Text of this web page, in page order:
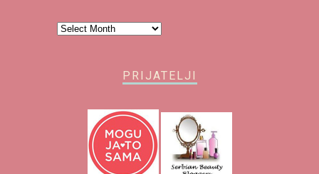
Arhiva
PRIJATELJI